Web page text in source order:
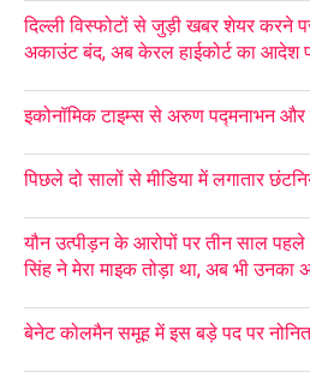
दिल्ली विस्फोटों से जुड़ी खबर शेयर करने
अकाउंट बंद, अब केरल हाईकोर्ट का आदेश
इकोनॉमिक टाइम्स से अरुण पद्मनाभन और
पिछले दो सालों से मीडिया में लगातार
यौन उत्पीड़न के आरोपों पर तीन साल
सिंह ने मेरा माइक तोड़ा था, अब भी उनका
बेनेट कोलमैन समूह में इस बड़े पद पर